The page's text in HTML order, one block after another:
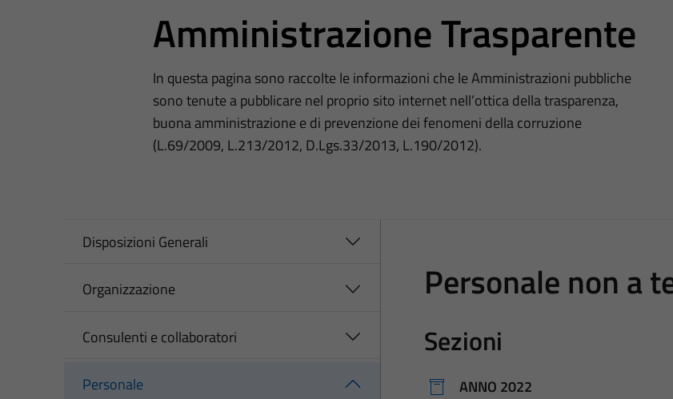
Amministrazione Trasparente
In questa pagina sono raccolte le informazioni che le Amministrazioni pubbliche
sono tenute a pubblicare nel proprio sito internet nell’ottica della trasparenza,
buona amministrazione e di prevenzione dei fenomeni della corruzione
(L.69/2009, L.213/2012, D.Lgs.33/2013, L.190/2012).
Disposizioni Generali
Organizzazione
Consulenti e collaboratori
Personale
Personale non a
Sezioni
ANNO 2022